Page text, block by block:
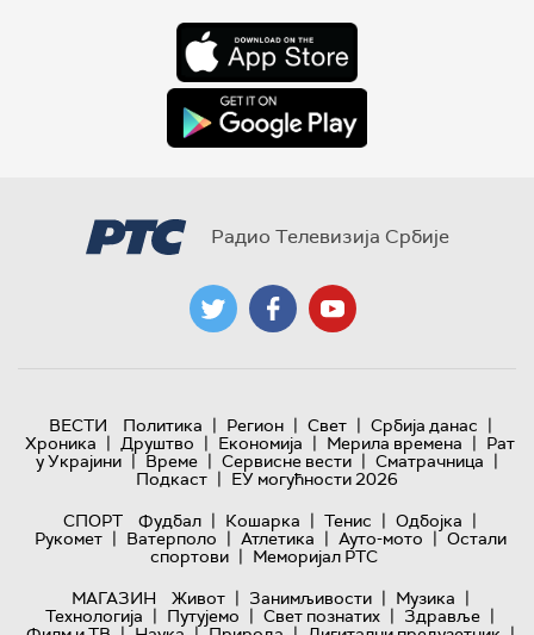
Радио Телевизија Србије
ВЕСТИ Политика | Регион | Свет | Србија данас |
Хроника | Друштво | Економија | Мерила времена | Рат
у Украјини | Време | Сервисне вести | Сматрачница |
Подкаст | ЕУ могућности 2026
СПОРТ
Фудбал | Кошарка | Тенис | Одбојка |
Рукомет | Ватерполо | Атлетика | Ауто-мото | Остали
спортови | Меморијал РТС
МАГАЗИН
Живот | Занимљивости | Музика |
Технологијa | Путујемо | Свет познатих | Здравље |